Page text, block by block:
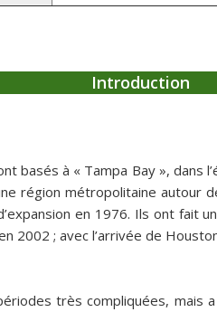
Introduction
basés à « Tampa Bay », dans
région métropolitaine autour
en 1976. Ils ont fait
2002 ; avec l’arrivée de
très compliquées,